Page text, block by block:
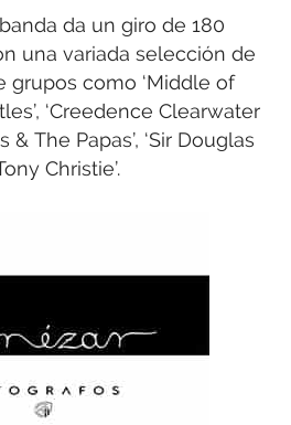
da un giro de 180
una variada selección de
grupos como ‘Middle of
‘Creedence Clearwater
& The Papas’, ‘Sir Douglas
Christie’.